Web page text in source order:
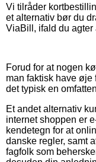
Vi tilråder
et alternativ bør du
ViaBill, ifald du agter
Forud for at nogen
man faktisk have øje
det typisk en
Et andet alternativ
internet shoppen er
kendetegn for at
danske regler, samt
fagfolk som